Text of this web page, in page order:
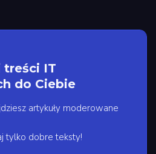
treści IT
do Ciebie
artykuły moderowane
tylko dobre teksty!